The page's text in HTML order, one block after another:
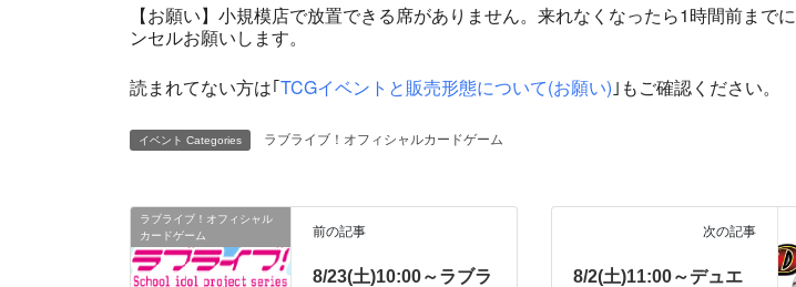
【お願い】小規模店で放置できる席がありません。来れなくなったら1時間前までに
ンセルお願いします。
読まれてない方は｢TCGイベントと販売形態について(お願い) ｣もご確認ください。
イベント Categories ラブライブ！オフィシャルカードゲーム
ラブライブ！オフィシャル
カードゲーム
前の記事
8/23(土)10:00～ラブラ
次の記事
8/2(土)11:00～デュエ